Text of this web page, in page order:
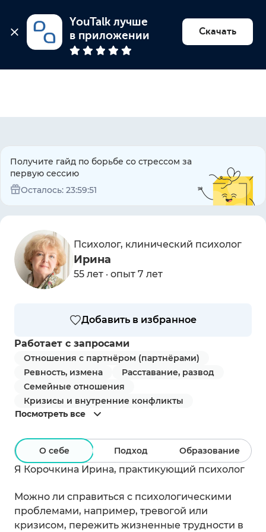
YouTalk лучше
в приложении
Скачать
Найти психолога
Получите гайд по борьбе со стрессом за
первую сессию
Осталось: 23:59:51
Психолог, клинический психолог
Ирина
55 лет · опыт 7 лет
Добавить в избранное
Работает с запросами
Отношения с партнёром (партнёрами)
Ревность, измена
Расставание, развод
Семейные отношения
Кризисы и внутренние конфликты
Посмотреть все
О себе Подход Образование
Я Корочкина Ирина, практикующий психолог
Можно ли справиться с психологическими
проблемами, например, тревогой или
кризисом, пережить жизненные трудности в